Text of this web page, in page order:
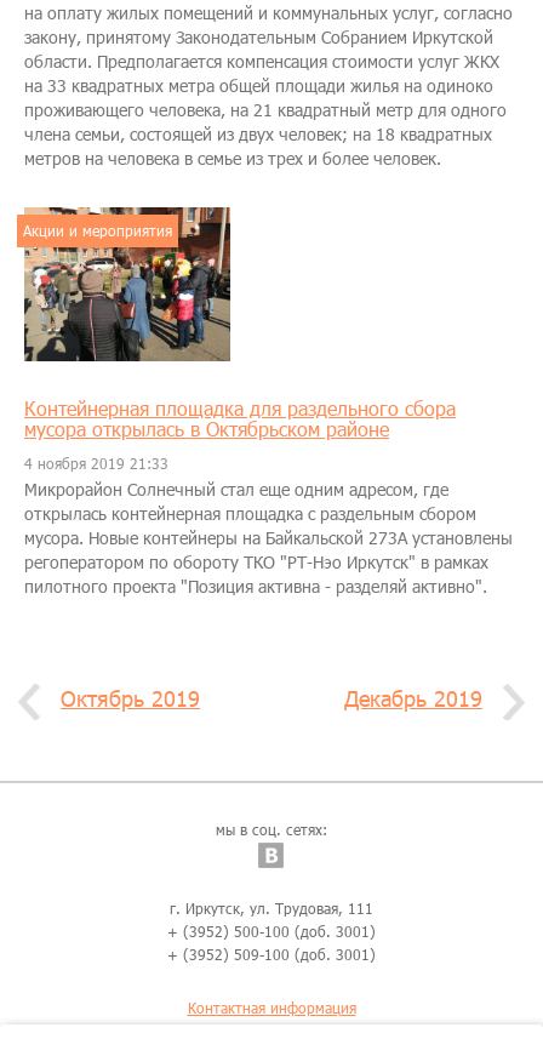
на оплату жилых помещений и коммунальных услуг, согласно
закону, принятому Законодательным Собранием Иркутской
области. Предполагается компенсация стоимости услуг ЖКХ
на 33 квадратных метра общей площади жилья на одиноко
проживающего человека, на 21 квадратный метр для одного
члена семьи, состоящей из двух человек; на 18 квадратных
метров на человека в семье из трех и более человек.
Акции и мероприятия
Контейнерная площадка для раздельного сбора
мусора открылась в Октябрьском районе
4 ноября 2019 21:33
​Микрорайон Солнечный стал еще одним адресом, где
открылась контейнерная площадка с раздельным сбором
мусора. Новые контейнеры на Байкальской 273А установлены
регоператором по обороту ТКО "РТ-Нэо Иркутск" в рамках
пилотного проекта "Позиция активна - разделяй активно".
Октябрь 2019 Декабрь 2019
мы в соц. сетях:
г. Иркутск, ул. Трудовая, 111
+ (3952) 500-100 (доб. 3001)
+ (3952) 509-100 (доб. 3001)
Контактная информация